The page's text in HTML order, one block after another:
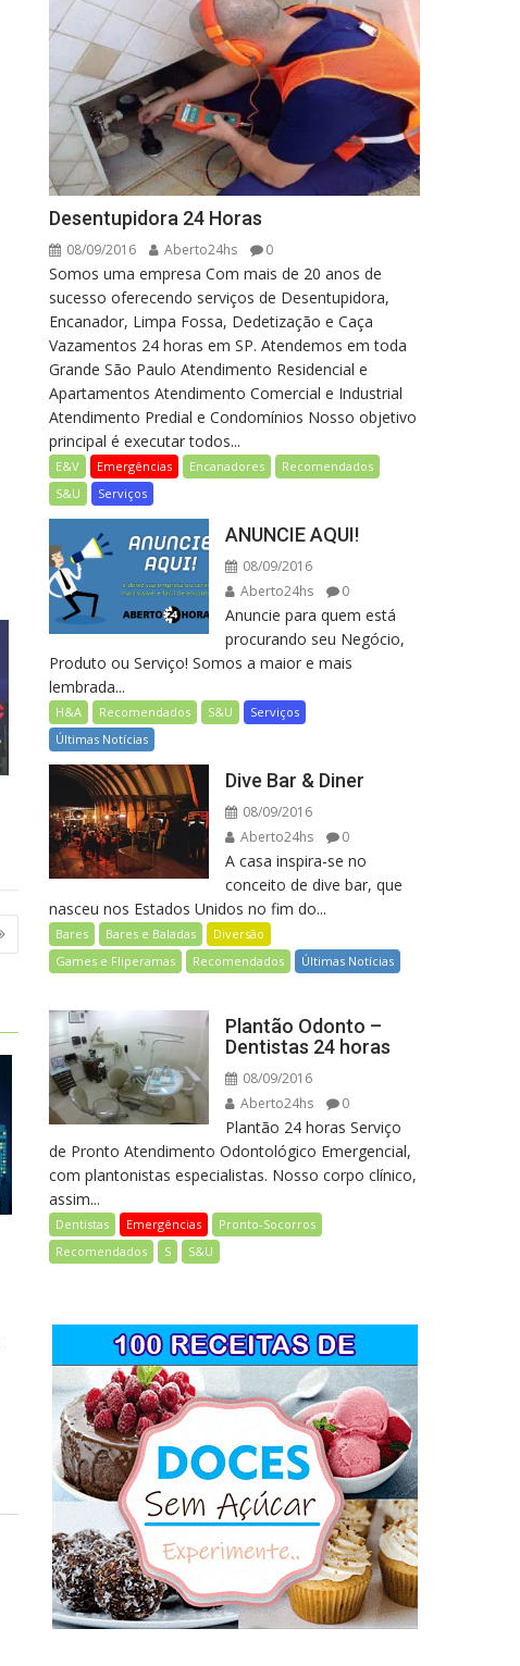
Desentupidora 24 Horas
08/09/2016 Aberto24hs 0
Somos uma empresa Com mais de 20 anos de
sucesso oferecendo serviços de Desentupidora,
Encanador, Limpa Fossa, Dedetização e Caça
Vazamentos 24 horas em SP. Atendemos em toda
Grande São Paulo Atendimento Residencial e
Apartamentos Atendimento Comercial e Industrial
Atendimento Predial e Condomínios Nosso objetivo
principal é executar todos...
E&V Emergências Encanadores
Recomendados
S&U
Serviços
ANUNCIE AQUI!
08/09/2016
Aberto24hs
0
Anuncie para quem está
procurando seu Negócio,
Produto ou Serviço! Somos a maior e mais
lembrada...
H&A Recomendados S&U
Serviços
Últimas Notícias
Dive Bar & Diner
08/09/2016
Aberto24hs
0
A casa inspira-se no
conceito de dive bar, que
nasceu nos Estados Unidos no fim do...
Bares Bares e Baladas
Diversão
Games e Fliperamas
Recomendados Últimas Notícias
Plantão Odonto –
Dentistas 24 horas
08/09/2016
Aberto24hs
0
Plantão 24 horas Serviço
de Pronto Atendimento Odontológico Emergencial,
com plantonistas especialistas. Nosso corpo clínico,
assim...
Dentistas Emergências
Pronto-Socorros
Recomendados
S S&U